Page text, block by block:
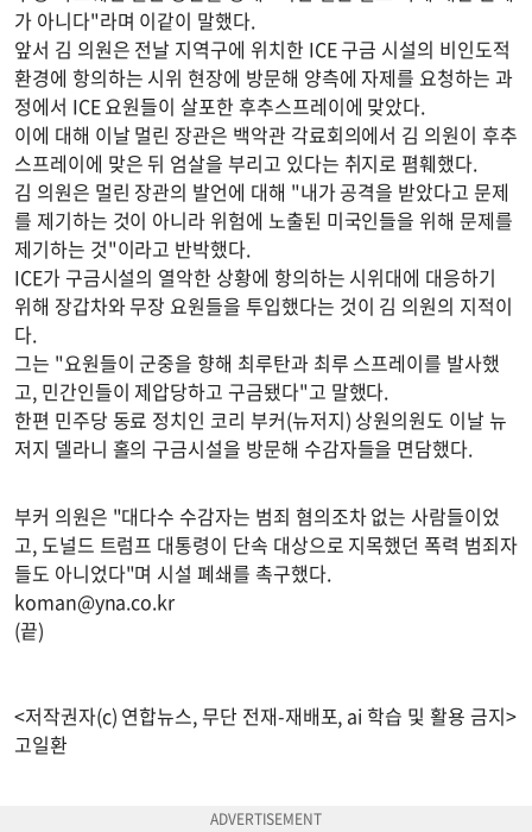
가 아니다"라며 이같이 말했다.
앞서 김 의원은 전날 지역구에 위치한 ICE 구금 시설의 비인도적
환경에 항의하는 시위 현장에 방문해 양측에 자제를 요청하는 과
정에서 ICE 요원들이 살포한 후추스프레이에 맞았다.
이에 대해 이날 멀린 장관은 백악관 각료회의에서 김 의원이 후추
스프레이에 맞은 뒤 엄살을 부리고 있다는 취지로 폄훼했다.
김 의원은 멀린 장관의 발언에 대해 "내가 공격을 받았다고 문제
를 제기하는 것이 아니라 위험에 노출된 미국인들을 위해 문제를
제기하는 것"이라고 반박했다.
ICE가 구금시설의 열악한 상황에 항의하는 시위대에 대응하기
위해 장갑차와 무장 요원들을 투입했다는 것이 김 의원의 지적이
다.
그는 "요원들이 군중을 향해 최루탄과 최루 스프레이를 발사했
고, 민간인들이 제압당하고 구금됐다"고 말했다.
한편 민주당 동료 정치인 코리 부커(뉴저지) 상원의원도 이날 뉴
저지 델라니 홀의 구금시설을 방문해 수감자들을 면담했다.
부커 의원은 "대다수 수감자는 범죄 혐의조차 없는 사람들이었
고, 도널드 트럼프 대통령이 단속 대상으로 지목했던 폭력 범죄자
들도 아니었다"며 시설 폐쇄를 촉구했다.
koman@yna.co.kr
(끝)
<저작권자(c) 연합뉴스, 무단 전재-재배포, ai 학습 및 활용 금지>
고일환